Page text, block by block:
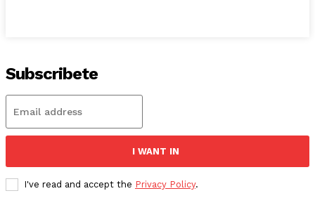
Subscribete
I WANT IN
I've read and accept the Privacy Policy.